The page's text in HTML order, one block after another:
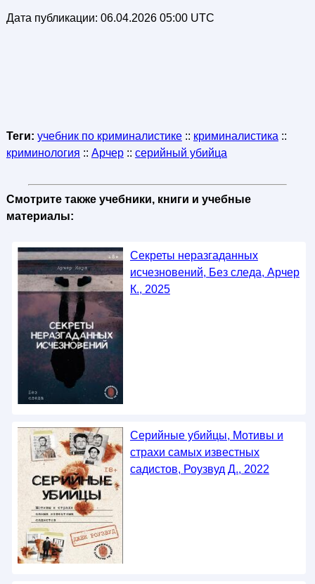
Дата публикации: 06.04.2026 05:00 UTC
Теги: учебник по криминалистике:: криминалистика ::
криминология :: Арчер:: серийный убийца
Смотрите также учебники, книги и учебные
материалы:
Секреты неразгаданных
исчезновений, Без следа, Арчер
К., 2025
Серийные убийцы, Мотивы и
страхи самых известных
садистов, Роузвуд Д., 2022